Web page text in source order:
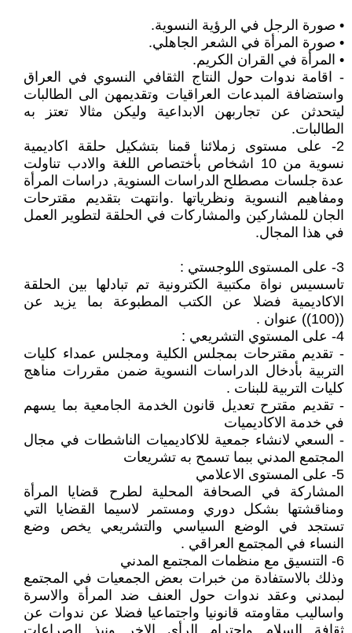
• صورة الرجل في الرؤية النسوية.
• صورة المرأة في الشعر الجاهلي.
• المرأة في القران الكريم.
- اقامة ندوات حول النتاج الثقافي النسوي في العراق
واستضافة المبدعات العراقيات وتقديمهن الى الطالبات
ليتحدثن عن تجاربهن الابداعية وليكن مثالا تعتز به
الطالبات.
2- على مستوى زملائنا قمنا بتشكيل حلقة اكاديمية
نسوية من 10 اشخاص بأختصاص اللغة والادب تناولت
عدة جلسات مصطلح الدراسات السنوية, دراسات المرأة
ومفاهيم النسوية ونظرياتها .وانتهت بتقديم مقترحات
الجان للمشاركين والمشاركات في الحلقة لتطوير العمل
في هذا المجال.
3- على المستوى اللوجستي :
تاسسيس نواة مكتبية الكترونية تم تبادلها بين الحلقة
الاكاديمية فضلا عن الكتب المطبوعة بما يزيد عن
((100)) عنوان .
4- على المستوي التشريعي :
- تقديم مقترحات بمجلس الكلية ومجلس عمداء كليات
التربية بأدخال الدراسات النسوية ضمن مقررات مناهج
كليات التربية للبنات .
- تقديم مقترح تعديل قانون الخدمة الجامعية بما يسهم
في خدمة الاكاديميات
- السعي لانشاء جمعية للاكاديميات الناشطات في مجال
المجتمع المدني ببما تسمح به تشريعات
5- على المستوى الاعلامي
المشاركة في الصحافة المحلية لطرح قضايا المرأة
ومناقشتها بشكل دوري ومستمر لاسيما القضايا التي
تستجد في الوضع السياسي والتشريعي يخص وضع
النساء في المجتمع العراقي .
6- التنسيق مع منظمات المجتمع المدني
وذلك بالاستفادة من خبرات بعض الجمعيات في المجتمع
لبمدني وعقد ندوات حول العنف ضد المرأة والاسرة
واساليب مقاومته قانونيا واجتماعيا فضلا عن ندوات عن